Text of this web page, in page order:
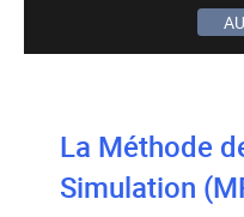
La Méthode
Simulation